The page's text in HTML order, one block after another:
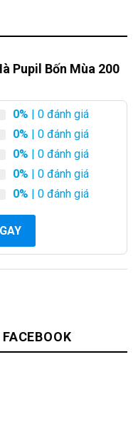
Pupil Bốn Mùa 200
0% | 0 đánh giá
0% | 0 đánh giá
0% | 0 đánh giá
0% | 0 đánh giá
0% | 0 đánh giá